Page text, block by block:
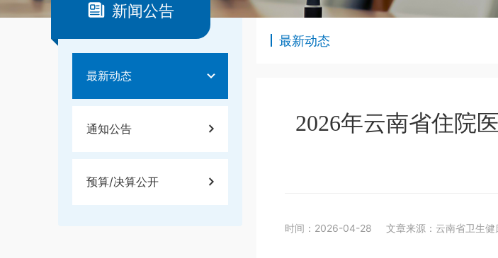
新闻公告
最新动态
通知公告
预算/决算公开
最新动态
2026年云南省住院
时间：2026-04-28 文章来源：云南省卫生